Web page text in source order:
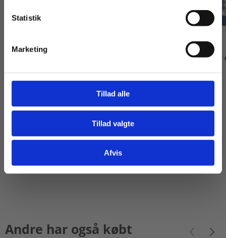
Statistik
Marketing
Tillad alle
Tillad valgte
Afvis
Logistik og supply
Andre har også købt
Gå til praxisOnline